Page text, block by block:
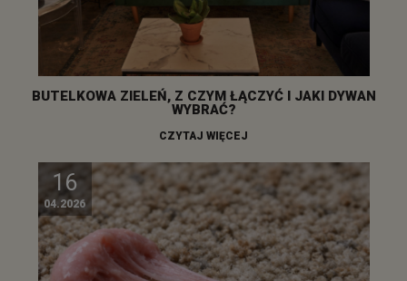
BUTELKOWA ZIELEŃ, Z CZYM ŁĄCZYĆ I JAKI DYWAN
WYBRAĆ?
CZYTAJ WIĘCEJ
16
04.2026